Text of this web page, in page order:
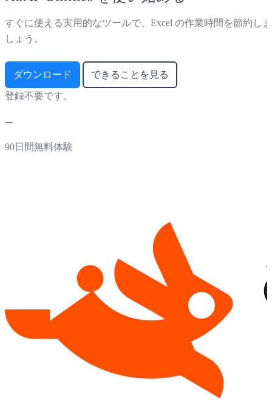
すぐに使える実用的なツールで、Excel の作業時間を節約しま
しょう。
ダウンロード できることを見る
登録不要です。
90日間無料体験